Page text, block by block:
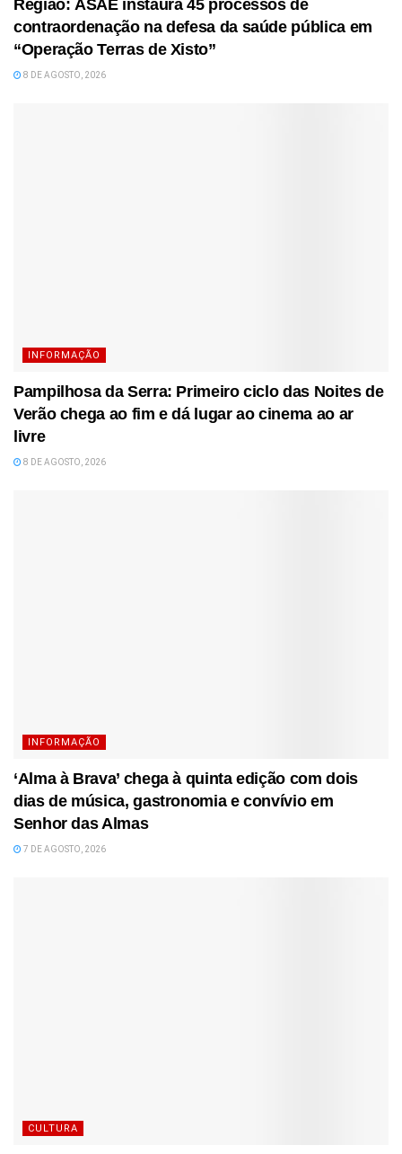
Região: ASAE instaura 45 processos de
contraordenação na defesa da saúde pública em
“Operação Terras de Xisto”
8 DE AGOSTO, 2026
INFORMAÇÃO
Pampilhosa da Serra: Primeiro ciclo das Noites de
Verão chega ao fim e dá lugar ao cinema ao ar
livre
8 DE AGOSTO, 2026
INFORMAÇÃO
‘Alma à Brava’ chega à quinta edição com dois
dias de música, gastronomia e convívio em
Senhor das Almas
7 DE AGOSTO, 2026
CULTURA